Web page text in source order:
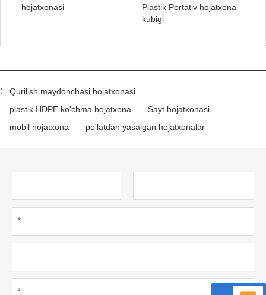
hojatxonasi
Plastik Portativ hojatxona
kubigi
:
Qurilish maydonchasi hojatxonasi
plastik HDPE ko'chma hojatxona
Sayt hojatxonasi
mobil hojatxona
po'latdan yasalgan hojatxonalar